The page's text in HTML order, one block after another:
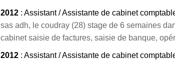
2012 : Assistant / Assistante de cabinet
sas adh, le coudray (28) stage de 6 semaines
cabinet saisie de factures, saisie de banque,
2012 : Assistant / Assistante de cabinet